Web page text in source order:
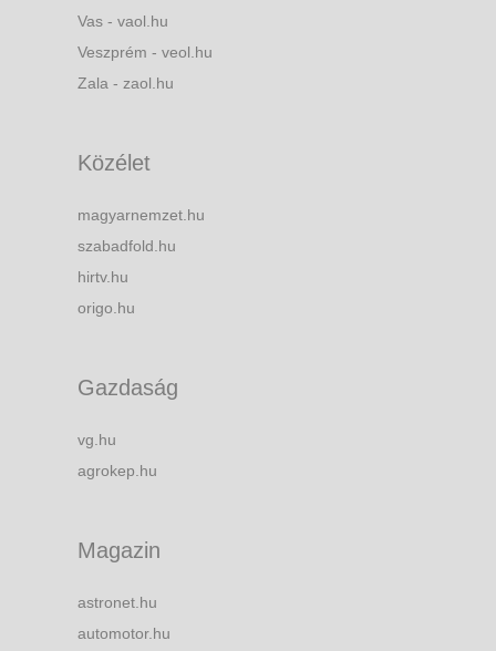
Vas - vaol.hu
Veszprém - veol.hu
Zala - zaol.hu
Közélet
magyarnemzet.hu
szabadfold.hu
hirtv.hu
origo.hu
Gazdaság
vg.hu
agrokep.hu
Magazin
astronet.hu
automotor.hu